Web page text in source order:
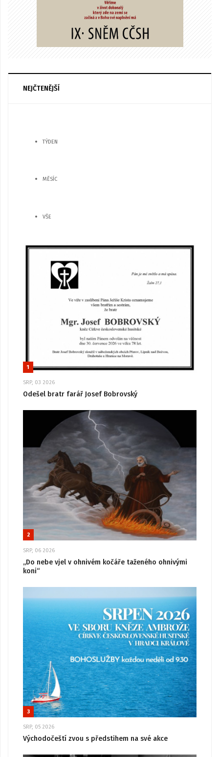
NEJČTENĚJŠÍ
TÝDEN
MĚSÍC
VŠE
1
SRP, 03 2026
Odešel bratr farář Josef Bobrovský
2
SRP, 06 2026
„Do nebe vjel v ohnivém kočáře taženého ohnivými
koni“
3
SRP, 05 2026
Východočeští zvou s předstihem na své akce